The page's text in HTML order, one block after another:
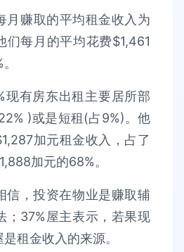
月赚取的平均租金收入为
们每月的平均花费$1,461
现有房东出租主要居所部
)或是短租(占9%)。他
加元租金收入，占了
加元的68%。
信，投资在物业是赚取辅
；37%屋主表示，若果现
租金收入的来源。